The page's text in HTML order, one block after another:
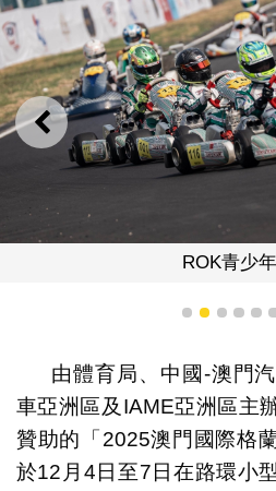
上一則
ROK青少
1 2 3 4 5
由體育局、中國-澳門
車亞洲區及IAME亞洲區主
贊助的「2025澳門國際格
於12月4日至7日在路環小